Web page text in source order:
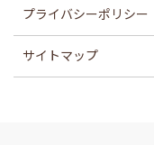
プライバシーポリシー
サイトマップ